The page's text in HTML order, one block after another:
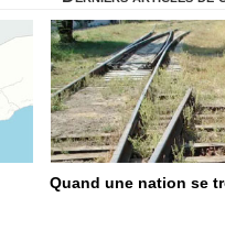
Quand une nation se